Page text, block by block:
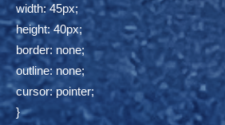
width: 45px;
height: 40px;
border: none;
outline: none;
cursor: pointer;
}